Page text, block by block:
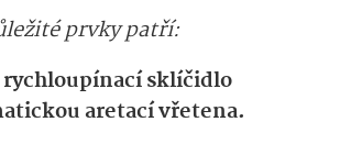
prvky patří:
rychloupínací sklíčidlo
aretací vřetena.